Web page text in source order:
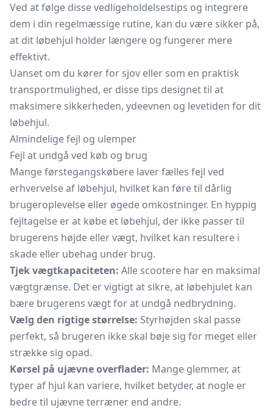
Ved at følge disse vedligeholdelsestips og integrere
dem i din regelmæssige rutine, kan du være sikker på,
at dit løbehjul holder længere og fungerer mere
effektivt.
Uanset om du kører for sjov eller som en praktisk
transportmulighed, er disse tips designet til at
maksimere sikkerheden, ydeevnen og levetiden for dit
løbehjul.
Almindelige fejl og ulemper
Fejl at undgå ved køb og brug
Mange førstegangskøbere laver fælles fejl ved
erhvervelse af løbehjul, hvilket kan føre til dårlig
brugeroplevelse eller øgede omkostninger. En hyppig
fejltagelse er at købe et løbehjul, der ikke passer til
brugerens højde eller vægt, hvilket kan resultere i
skade eller ubehag under brug.
Tjek vægtkapaciteten: Alle scootere har en maksimal
vægtgrænse. Det er vigtigt at sikre, at løbehjulet kan
bære brugerens vægt for at undgå nedbrydning.
Vælg den rigtige størrelse: Styrhøjden skal passe
perfekt, så brugeren ikke skal bøje sig for meget eller
strække sig opad.
Kørsel på ujævne overflader: Mange glemmer, at
typer af hjul kan variere, hvilket betyder, at nogle er
bedre til ujævne terræner end andre.